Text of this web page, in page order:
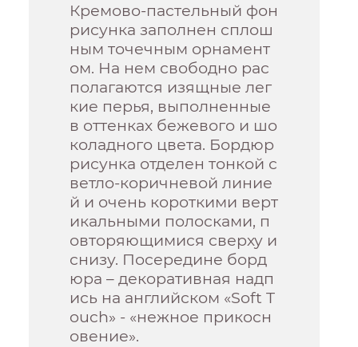
Кремово-пастельный фон
рисунка заполнен сплош
ным точечным орнамент
ом. На нем свободно рас
полагаются изящные лег
кие перья, выполненные
в оттенках бежевого и шо
коладного цвета. Бордюр
рисунка отделен тонкой с
ветло-коричневой линие
й и очень короткими верт
икальными полосками, п
овторяющимися сверху и
снизу. Посередине борд
юра – декоративная надп
ись на английском «Soft T
ouch» - «нежное прикосн
овение».